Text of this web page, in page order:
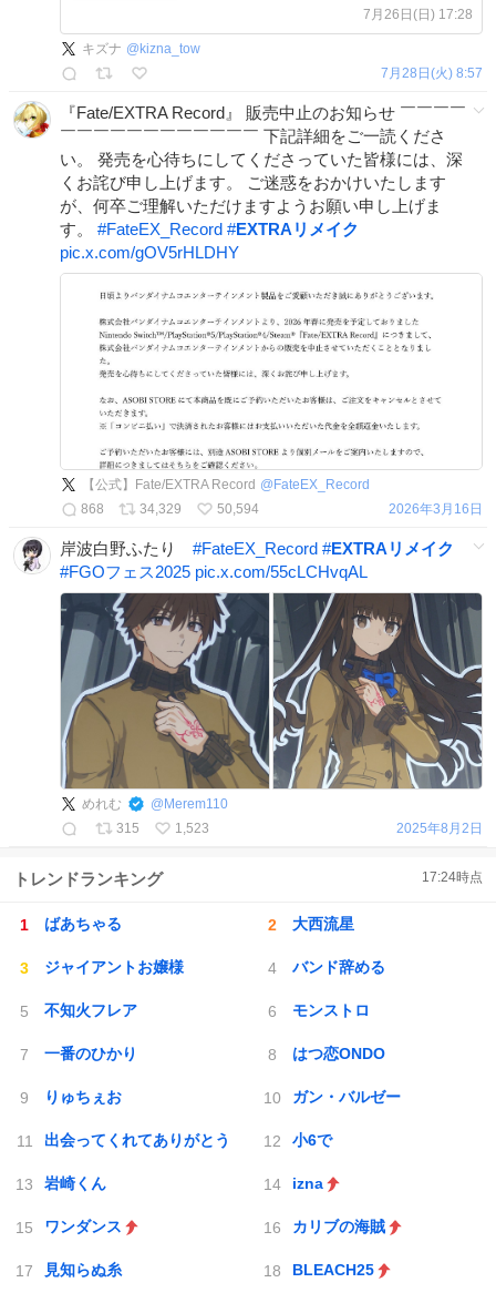
ベル5)」のクリア映像ですわ(๑╹ω╹๑
) #スターレイル #コラボ #UBW
youtu.be/4rT7IOkwdtI
7月26日(日) 17:28
キズナ @ kizna_tow
7月28日(火) 8:57
『Fate/EXTRA Record』 販売中止のお知らせ ￣￣￣￣
￣￣￣￣￣￣￣￣￣￣￣￣ 下記詳細をご一読くださ
い。 発売を心待ちにしてくださっていた皆様には、深
くお詫び申し上げます。 ご迷惑をおかけいたします
が、何卒ご理解いただけますようお願い申し上げま
す。 #FateEX_Record #EXTRAリメイク
pic.x.com/gOV5rHLDHY
【公式】Fate/EXTRA Record @ FateEX_Record
868
34,329 50,594 2026年3月16日
岸波白野ふたり #FateEX_Record #EXTRAリメイク
#FGOフェス2025 pic.x.com/55cLCHvqAL
めれむ @ Merem110
315
1,523 2025年8月2日
トレンドランキング 17:24時点
ばあちゃる 大西流星
ジャイアントお嬢様 バンド辞める
不知火フレア モンストロ
一番のひかり はつ恋ONDO
りゅちぇお ガン・バルゼー
出会ってくれてありがとう 小6で
岩崎くん izna
ワンダンス カリブの海賊
見知らぬ糸 BLEACH25